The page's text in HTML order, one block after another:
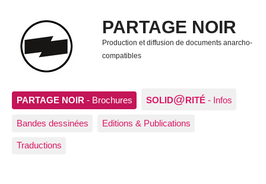
PARTAGE NOIR
Production et diffusion de documents anarcho-
compatibles
PARTAGE NOIR - Brochures SOLID@RITÉ - Infos
Bandes dessinées Editions & Publications
Traductions